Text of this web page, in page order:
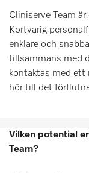
Cliniserve Team
Kortvarig
enklare och
tillsammans med
kontaktas med ett
hör till det
Vilken potential
Team?